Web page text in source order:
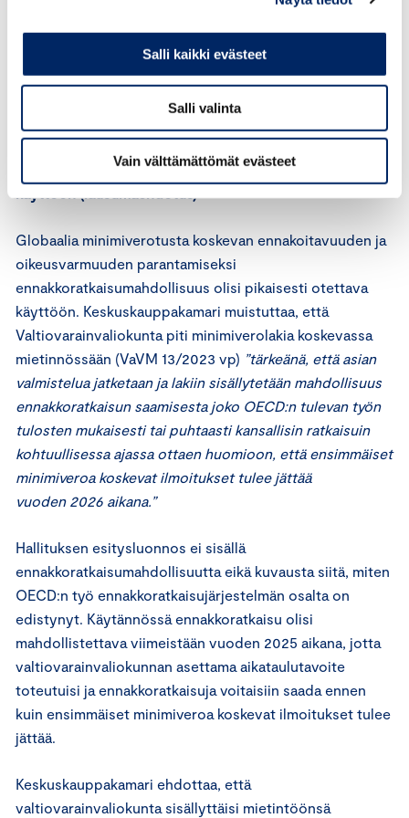
Salli kaikki evästeet
Salli valinta
Vain välttämättömät evästeet
Vastaavasti, jos on epäselvää onko verotussäännöksi
epäedullista vai edullista, sääntöä ei tule säätää voimaan
taannehtivasti. Verovelvolliselle voitaisiin kuitenkin antaa
mahdollisuus soveltaa pyynnöstä epäedulliseksi
Ennakkoratkaisumahdollisuus otettava pikaisesti
Globaalia minimiverotusta koskevan ennakoitavuuden ja
oikeusvarmuuden parantamiseksi
ennakkoratkaisumahdollisuus olisi pikaisesti otettava
käyttöön. Keskuskauppakamari muistuttaa, että
Valtiovarainvaliokunta piti minimiverolakia koskevassa
mietinnössään (VaVM 13/2023 vp) ”tärkeänä, että asian
valmistelua jatketaan ja lakiin sisällytetään mahdollisuus
ennakkoratkaisun saamisesta joko OECD:n tulevan työn
tulosten mukaisesti tai puhtaasti kansallisin ratkaisuin
kohtuullisessa ajassa ottaen huomioon, että ensimmäiset
minimiveroa koskevat ilmoitukset tulee jättää
vuoden 2026 aikana.”
Hallituksen esitysluonnos ei sisällä
ennakkoratkaisumahdollisuutta eikä kuvausta siitä, miten
OECD:n työ ennakkoratkaisujärjestelmän osalta on
edistynyt. Käytännössä ennakkoratkaisu olisi
mahdollistettava viimeistään vuoden 2025 aikana, jotta
valtiovarainvaliokunnan asettama aikataulutavoite
toteutuisi ja ennakkoratkaisuja voitaisiin saada ennen
kuin ensimmäiset minimiveroa koskevat ilmoitukset tulee
jättää.
Keskuskauppakamari ehdottaa, että
valtiovarainvaliokunta sisällyttäisi mietintöönsä